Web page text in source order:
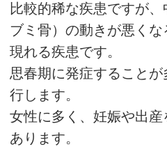
比較的稀な疾患ですが
ブミ骨）の動きが悪く
現れる疾患です。
思春期に発症すること
行します。
女性に多く、妊娠や出
あります。